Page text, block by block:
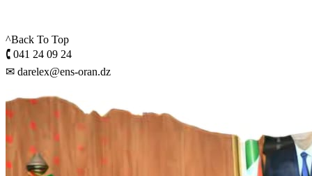
^Back To Top
🕻 041 24 09 24
✉ darelex@ens-oran.dz